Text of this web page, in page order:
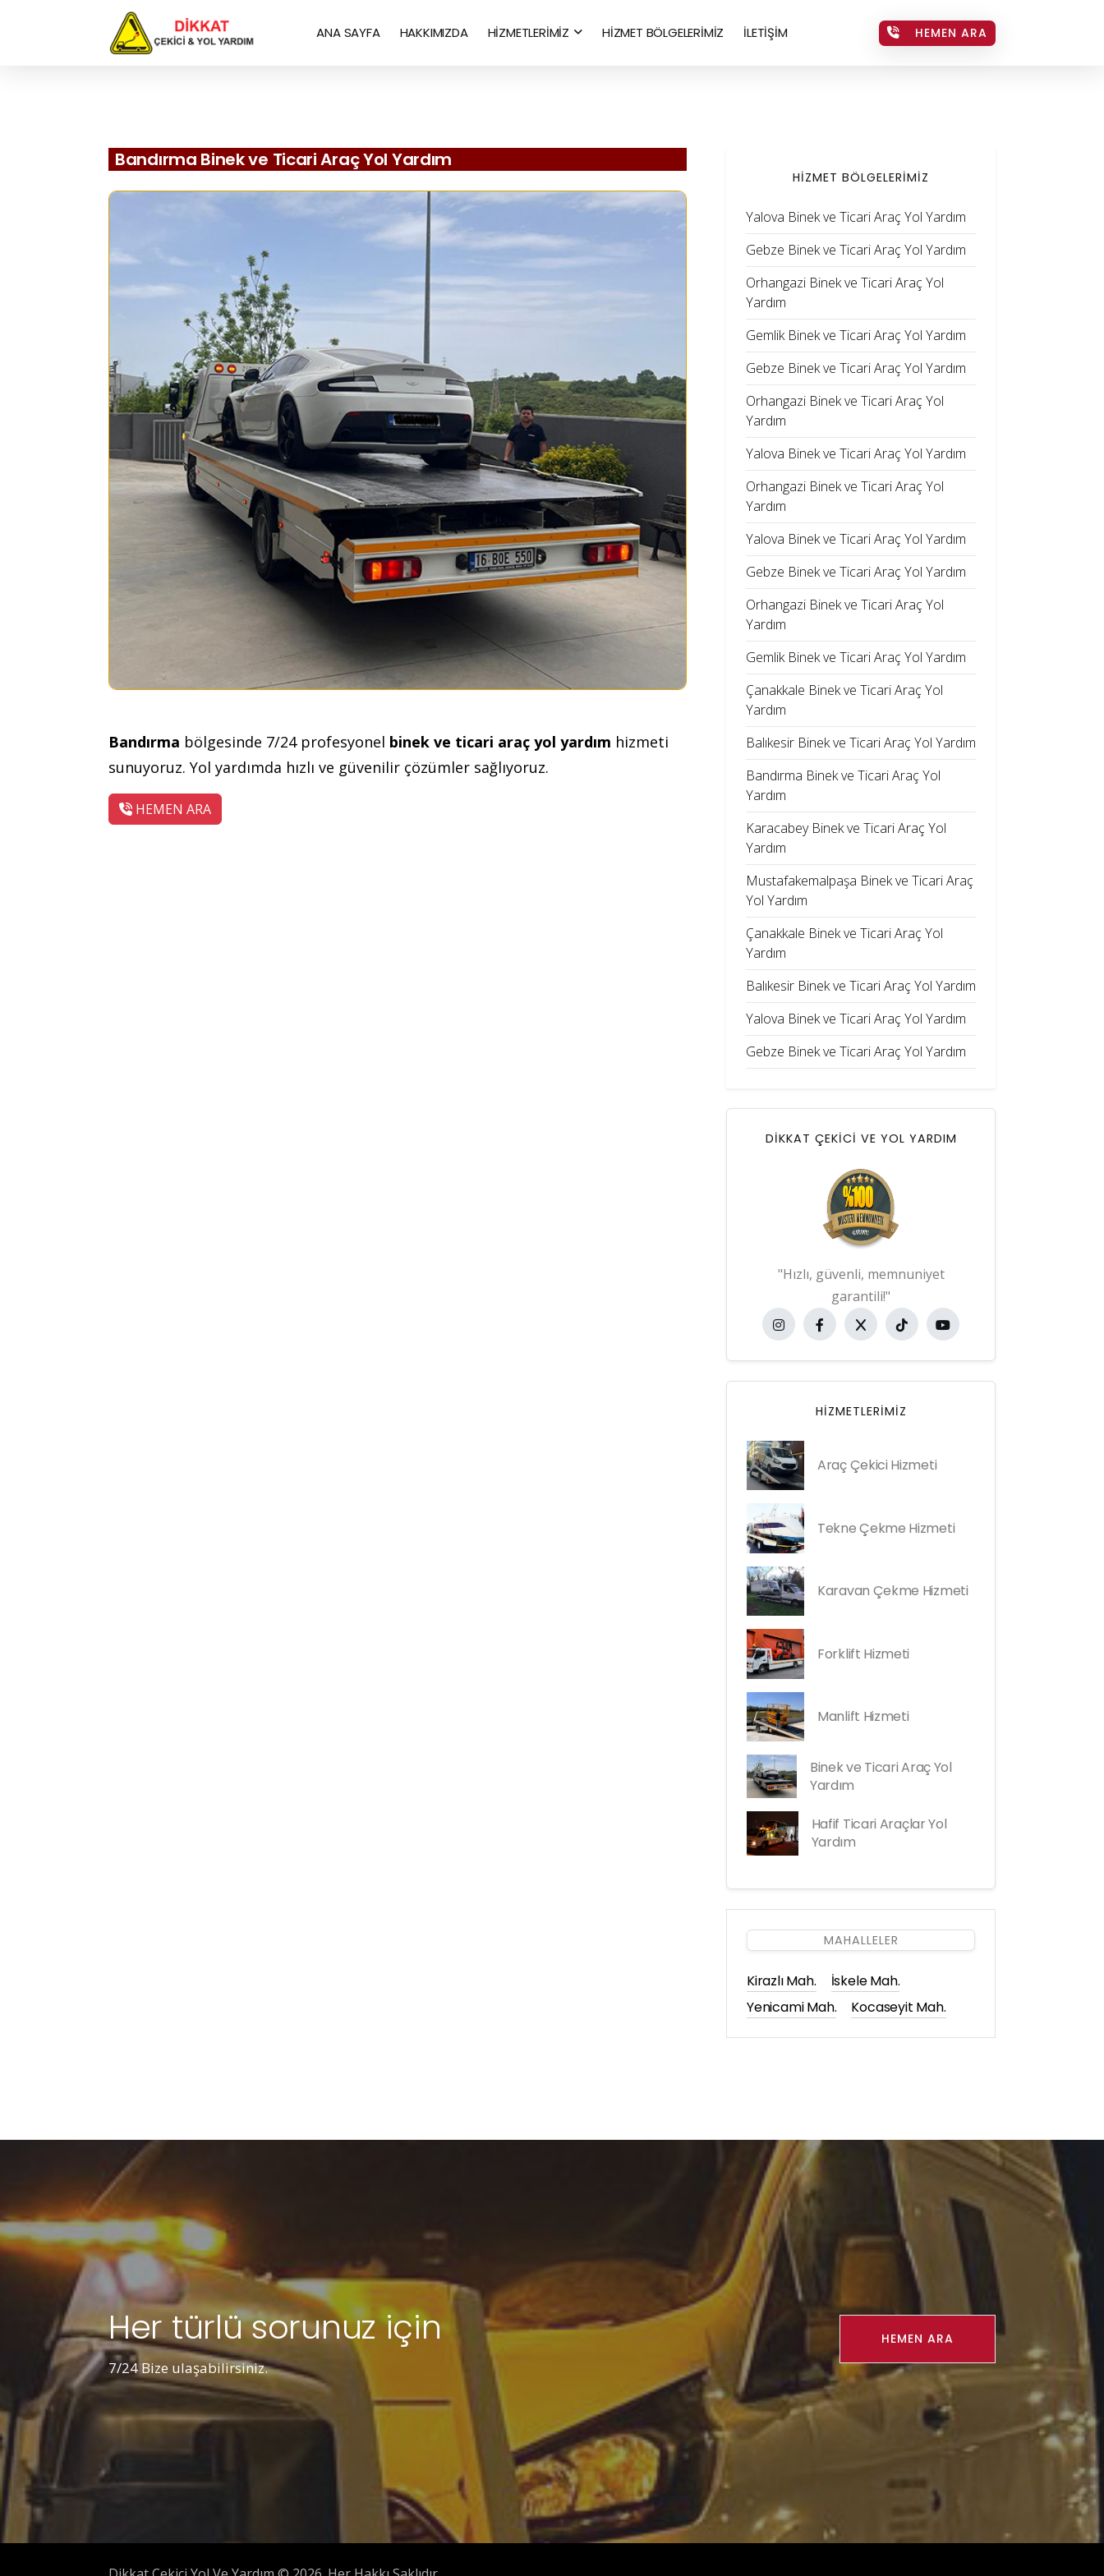
ANA SAYFA HAKKIMIZDA HİZMETLERİMİZ HİZMET BÖLGELERİMİZ İLETİŞİM HEMEN ARA
Bandırma Binek ve Ticari Araç Yol Yardım
Bandırma bölgesinde 7/24 profesyonel binek ve ticari araç yol yardım hizmeti
sunuyoruz. Yol yardımda hızlı ve güvenilir çözümler sağlıyoruz.
HEMEN ARA
HİZMET BÖLGELERİMİZ
Yalova Binek ve Ticari Araç Yol Yardım
Gebze Binek ve Ticari Araç Yol Yardım
Orhangazi Binek ve Ticari Araç Yol
Yardım
Gemlik Binek ve Ticari Araç Yol Yardım
Gebze Binek ve Ticari Araç Yol Yardım
Orhangazi Binek ve Ticari Araç Yol
Yardım
Yalova Binek ve Ticari Araç Yol Yardım
Orhangazi Binek ve Ticari Araç Yol
Yardım
Yalova Binek ve Ticari Araç Yol Yardım
Gebze Binek ve Ticari Araç Yol Yardım
Orhangazi Binek ve Ticari Araç Yol
Yardım
Gemlik Binek ve Ticari Araç Yol Yardım
Çanakkale Binek ve Ticari Araç Yol
Yardım
Balıkesir Binek ve Ticari Araç Yol Yardım
Bandırma Binek ve Ticari Araç Yol
Yardım
Karacabey Binek ve Ticari Araç Yol
Yardım
Mustafakemalpaşa Binek ve Ticari Araç
Yol Yardım
Çanakkale Binek ve Ticari Araç Yol
Yardım
Balıkesir Binek ve Ticari Araç Yol Yardım
Yalova Binek ve Ticari Araç Yol Yardım
Gebze Binek ve Ticari Araç Yol Yardım
DİKKAT ÇEKİCİ VE YOL YARDIM
"Hızlı, güvenli, memnuniyet
garantili!"
HIZMETLERIMIZ
Araç Çekici Hizmeti
Tekne Çekme Hizmeti
Karavan Çekme Hizmeti
Forklift Hizmeti
Manlift Hizmeti
Binek ve Ticari Araç Yol
Yardım
Hafif Ticari Araçlar Yol
Yardım
MAHALLELER
Kirazlı Mah.
İskele Mah.
Yenicami Mah.
Kocaseyit Mah.
Her türlü sorunuz için
7/24 Bize ulaşabilirsiniz.
HEMEN ARA